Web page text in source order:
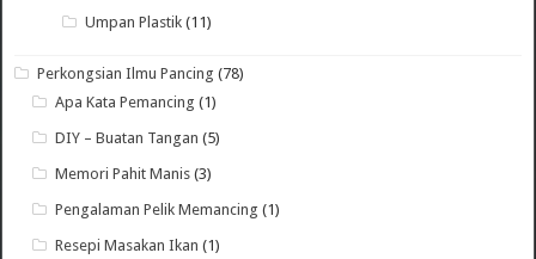
Umpan Plastik (11)
Perkongsian Ilmu Pancing (78)
Apa Kata Pemancing (1)
DIY – Buatan Tangan (5)
Memori Pahit Manis (3)
Pengalaman Pelik Memancing (1)
Resepi Masakan Ikan (1)